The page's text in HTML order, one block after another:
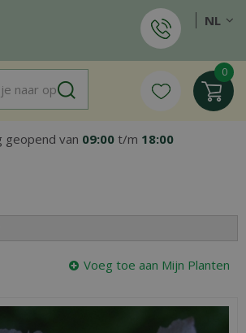
geopend van 09:00 t/m 18:00
NL
Voeg toe aan Mijn Planten